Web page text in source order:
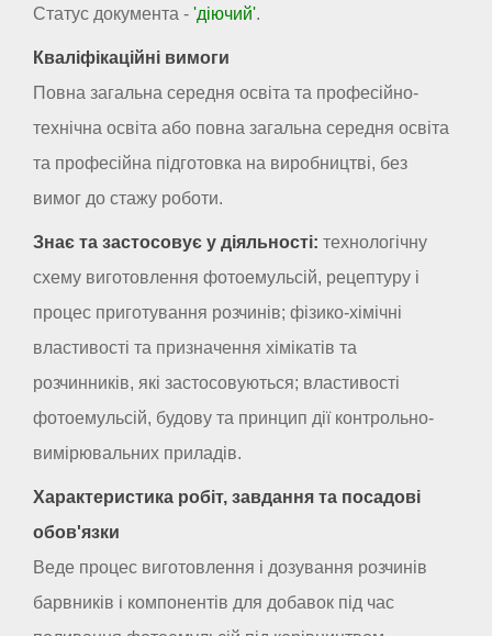
Статус документа - 'діючий'.
Кваліфікаційні вимоги
Повна загальна середня освіта та професійно-
технічна освіта або повна загальна середня освіта
та професійна підготовка на виробництві, без
вимог до стажу роботи.
Знає та застосовує у діяльності: технологічну
схему виготовлення фотоемульсій, рецептуру і
процес приготування розчинів; фізико-хімічні
властивості та призначення хімікатів та
розчинників, які застосовуються; властивості
фотоемульсій, будову та принцип дії контрольно-
вимірювальних приладів.
Характеристика робіт, завдання та посадові
обов'язки
Веде процес виготовлення і дозування розчинів
барвників і компонентів для добавок під час